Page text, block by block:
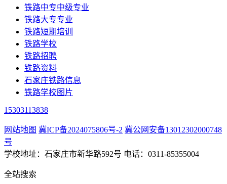
铁路中专中级专业
铁路大专专业
铁路短期培训
铁路学校
铁路招聘
铁路资料
石家庄铁路信息
铁路学校图片
15303113838
网站地图 冀ICP备2024075806号-2 冀公网安备13012302000748
号
学校地址：石家庄市新华路592号 电话：0311-85355004
全站搜索